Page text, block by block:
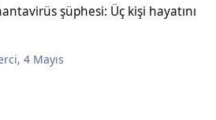
şüphesi: Üç kişi hayatını
,4 Mayıs